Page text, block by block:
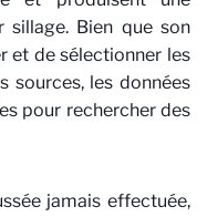
sillage. Bien que son
et de sélectionner les
sources, les données
pour rechercher des
jamais effectuée,